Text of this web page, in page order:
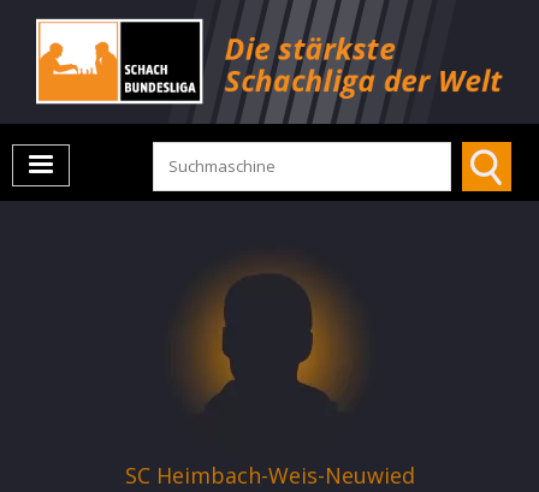
SC Heimbach-Weis-Neuwied